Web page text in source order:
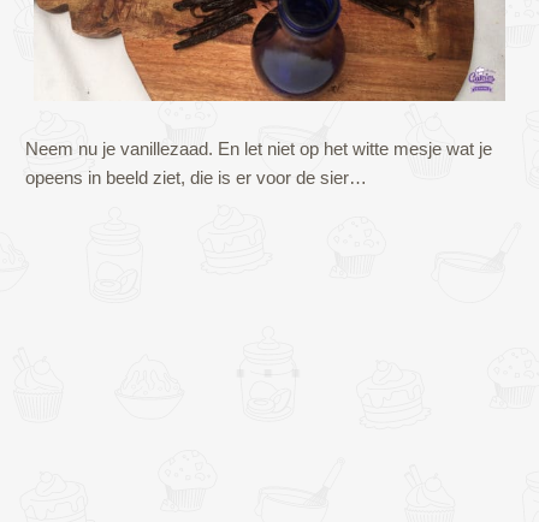
Neem nu je vanillezaad. En let niet op het witte mesje wat je
opeens in beeld ziet, die is er voor de sier…